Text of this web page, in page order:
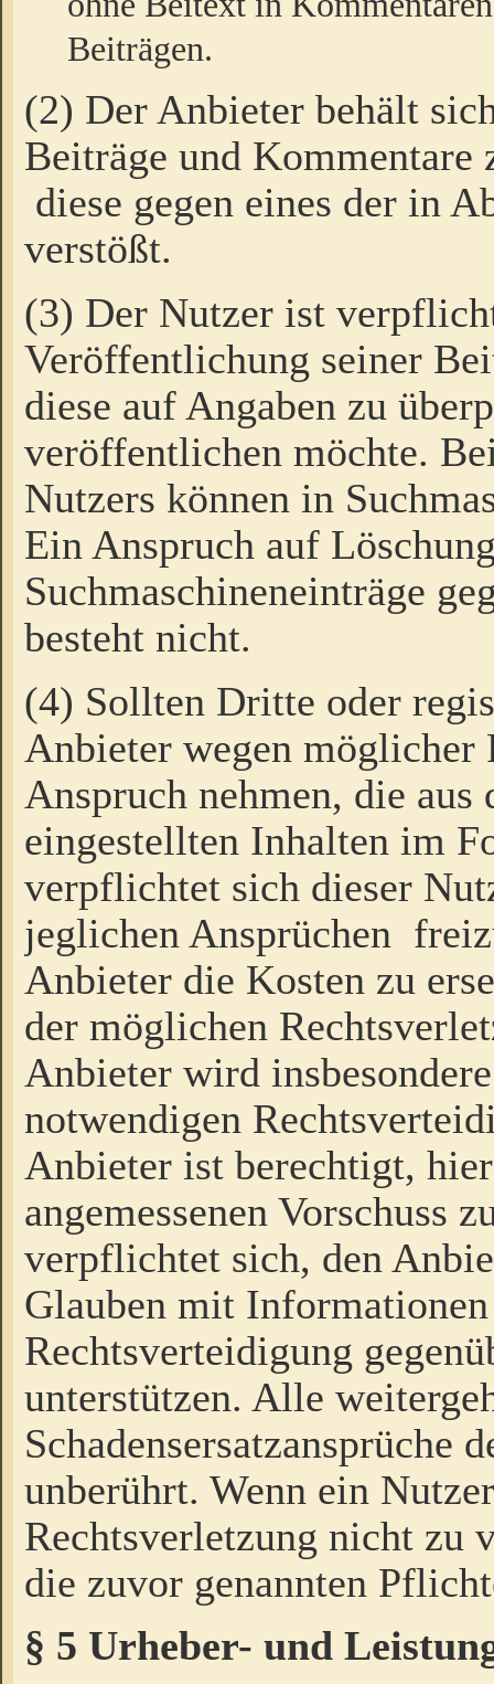
Beiträgen.
(2) Der Anbieter behält
Beiträge und Kommentare
diese gegen eines der in
verstößt.
(3) Der Nutzer ist
Veröffentlichung seiner
diese auf Angaben zu
veröffentlichen möchte.
Nutzers können in
Ein Anspruch auf
Suchmaschineneinträge
besteht nicht.
(4) Sollten Dritte oder
Anbieter wegen möglicher
Anspruch nehmen, die
eingestellten Inhalten im
verpflichtet sich dieser
jeglichen Ansprüchen
Anbieter die Kosten zu
der möglichen
Anbieter wird
notwendigen
Anbieter ist berechtigt,
angemessenen Vorschuss
verpflichtet sich, den
Glauben mit
Rechtsverteidigung
unterstützen. Alle
Schadensersatzansprüche
unberührt. Wenn ein
Rechtsverletzung nicht zu
die zuvor genannten
§ 5 Urheber- und